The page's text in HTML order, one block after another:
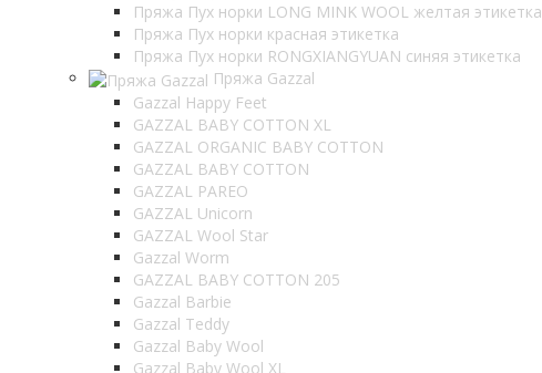
Пряжа Пух норки LONG MINK WOOL желтая этикетка
Пряжа Пух норки красная этикетка
Пряжа Пух норки RONGXIANGYUAN синяя этикетка
Пряжа Gazzal
Gazzal Happy Feet
GAZZAL BABY COTTON XL
GAZZAL ORGANIC BABY COTTON
GAZZAL BABY COTTON
GAZZAL PAREO
GAZZAL Unicorn
GAZZAL Wool Star
Gazzal Worm
GAZZAL BABY COTTON 205
Gazzal Barbie
Gazzal Teddy
Gazzal Baby Wool
Gazzal Baby Wool XL